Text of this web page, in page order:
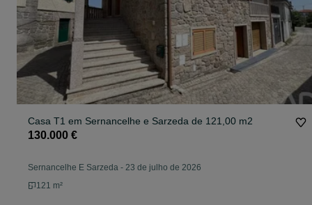
Casa T1 em Sernancelhe e Sarzeda de 121,00 m2
130.000 €
Sernancelhe E Sarzeda - 23 de julho de 2026
121 m²